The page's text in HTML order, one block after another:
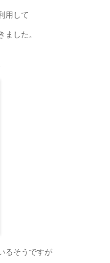
用して
ました。
るそうですが